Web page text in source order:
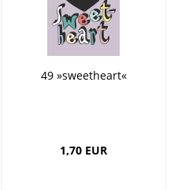
49 »sweetheart«
1,70 EUR